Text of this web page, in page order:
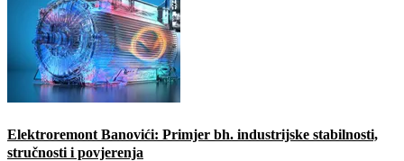
Elektroremont Banovići: Primjer bh. industrijske stabilnosti,
stručnosti i povjerenja